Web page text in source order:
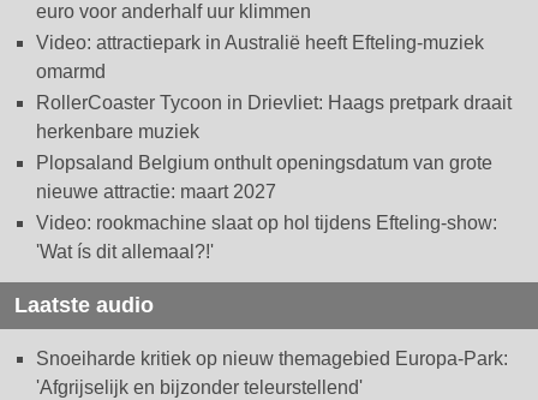
euro voor anderhalf uur klimmen
Video: attractiepark in Australië heeft Efteling-muziek
omarmd
RollerCoaster Tycoon in Drievliet: Haags pretpark draait
herkenbare muziek
Plopsaland Belgium onthult openingsdatum van grote
nieuwe attractie: maart 2027
Video: rookmachine slaat op hol tijdens Efteling-show:
'Wat ís dit allemaal?!'
Laatste audio
Snoeiharde kritiek op nieuw themagebied Europa-Park:
'Afgrijselijk en bijzonder teleurstellend'